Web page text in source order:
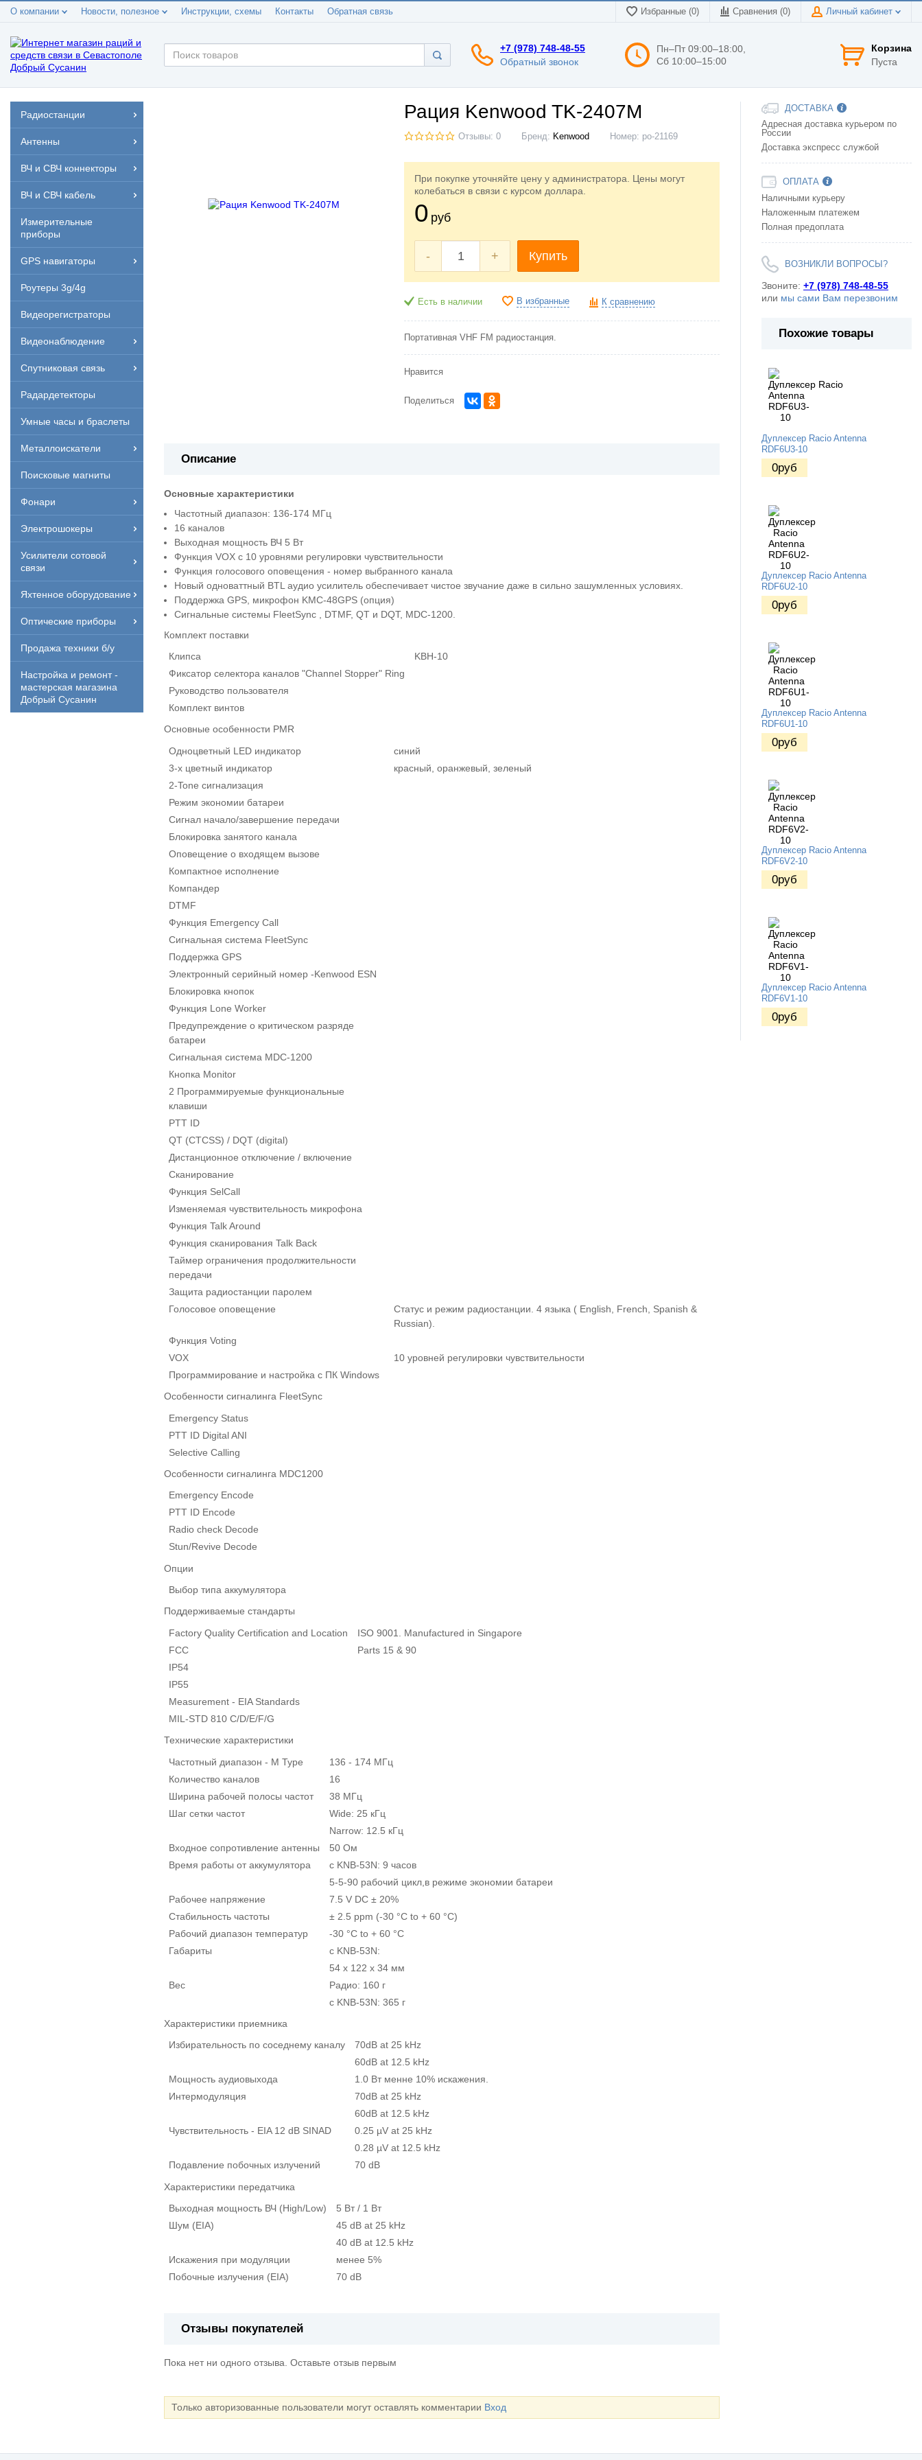
О компании Новости, полезное Инструкции, схемы Контакты Обратная связь Избранные (0) Сравнения (0) Личный кабинет
+7 (978) 748-48-55
Обратный звонок
Пн–Пт 09:00–18:00,
Сб 10:00–15:00
Корзина
Пуста
Радиостанции
Антенны
ВЧ и СВЧ коннекторы
ВЧ и СВЧ кабель
Измерительные
приборы
GPS навигаторы
Роутеры 3g/4g
Видеорегистраторы
Видеонаблюдение
Спутниковая связь
Радардетекторы
Умные часы и браслеты
Металлоискатели
Поисковые магниты
Фонари
Электрошокеры
Усилители сотовой
связи
Яхтенное оборудование
Оптические приборы
Продажа техники б/у
Настройка и ремонт -
мастерская магазина
Добрый Сусанин
Рация Kenwood TK-2407M
Отзывы: 0 Бренд: Kenwood Номер: po-21169
При покупке уточняйте цену у администратора. Цены могут
колебаться в связи с курсом доллара.
0 руб
- + Купить
Есть в наличии В избранные К сравнению
Портативная VHF FM радиостанция.
Нравится
Поделиться
Описание
Основные характеристики
Частотный диапазон: 136-174 МГц
16 каналов
Выходная мощность ВЧ 5 Вт
Функция VOX с 10 уровнями регулировки чувствительности
Функция голосового оповещения - номер выбранного канала
Новый одноваттный BTL аудио усилитель обеспечивает чистое звучание даже в сильно зашумленных условиях.
Поддержка GPS, микрофон KMC-48GPS (опция)
Сигнальные системы FleetSync , DTMF, QT и DQT, MDC-1200.
Комплект поставки
Клипса
KBH-10
Фиксатор селектора каналов "Channel Stopper" Ring
Руководство пользователя
Комплект винтов
Основные особенности PMR
Одноцветный LED индикатор
синий
3-х цветный индикатор
красный, оранжевый, зеленый
2-Tone сигнализация
Режим экономии батареи
Сигнал начало/завершение передачи
Блокировка занятого канала
Оповещение о входящем вызове
Компактное исполнение
Компандер
DTMF
Функция Emergency Call
Сигнальная система FleetSync
Поддержка GPS
Электронный серийный номер -Kenwood ESN
Блокировка кнопок
Функция Lone Worker
Предупреждение о критическом разряде
батареи
Сигнальная система MDC-1200
Кнопка Monitor
2 Программируемые функциональные
клавиши
PTT ID
QT (CTCSS) / DQT (digital)
Дистанционное отключение / включение
Сканирование
Функция SelCall
Изменяемая чувствительность микрофона
Функция Talk Around
Функция сканирования Talk Back
Таймер ограничения продолжительности
передачи
Защита радиостанции паролем
Голосовое оповещение
Статус и режим радиостанции. 4 языка ( English, French, Spanish &
Russian).
Функция Voting
VOX
10 уровней регулировки чувствительности
Программирование и настройка с ПК Windows
Особенности сигналинга FleetSync
Emergency Status
PTT ID Digital ANI
Selective Calling
Особенности сигналинга MDC1200
Emergency Encode
PTT ID Encode
Radio check Decode
Stun/Revive Decode
Опции
Выбор типа аккумулятора
Поддерживаемые стандарты
Factory Quality Certification and Location
ISO 9001. Manufactured in Singapore
FCC
Parts 15 & 90
IP54
IP55
Measurement - EIA Standards
MIL-STD 810 C/D/E/F/G
Технические характеристики
Частотный диапазон - M Type
136 - 174 МГц
Количество каналов
16
Ширина рабочей полосы частот
38 MГц
Шаг сетки частот
Wide: 25 кГц
Narrow: 12.5 кГц
Входное сопротивление антенны
50 Ом
Время работы от аккумулятора
с KNB-53N: 9 часов
5-5-90 рабочий цикл,в режиме экономии батареи
Рабочее напряжение
7.5 V DC ± 20%
Стабильность частоты
± 2.5 ppm (-30 °C to + 60 °C)
Рабочий диапазон температур
-30 °C to + 60 °C
Габариты
с KNB-53N:
54 x 122 x 34 мм
Вес
Радио: 160 г
с KNB-53N: 365 г
Характеристики приемника
Избирательность по соседнему каналу
70dB at 25 kHz
60dB at 12.5 kHz
Мощность аудиовыхода
1.0 Вт менне 10% искажения.
Интермодуляция
70dB at 25 kHz
60dB at 12.5 kHz
Чувствительность - EIA 12 dB SINAD
0.25 µV at 25 kHz
0.28 µV at 12.5 kHz
Подавление побочных излучений
70 dB
Характеристики передатчика
Выходная мощность ВЧ (High/Low)
5 Вт / 1 Вт
Шум (EIA)
45 dB at 25 kHz
40 dB at 12.5 kHz
Искажения при модуляции
менее 5%
Побочные излучения (EIA)
70 dB
Отзывы покупателей
Пока нет ни одного отзыва. Оставьте отзыв первым
Только авторизованные пользователи могут оставлять комментарии Вход
ДОСТАВКА
Адресная доставка курьером по
России
Доставка экспресс службой
ОПЛАТА
Наличными курьеру
Наложенным платежем
Полная предоплата
ВОЗНИКЛИ ВОПРОСЫ?
Звоните: +7 (978) 748-48-55
или мы сами Вам перезвоним
Похожие товары
Дуплексер Racio Antenna
RDF6U3-10
0руб
Дуплексер Racio Antenna
RDF6U2-10
0руб
Дуплексер Racio Antenna
RDF6U1-10
0руб
Дуплексер Racio Antenna
RDF6V2-10
0руб
Дуплексер Racio Antenna
RDF6V1-10
0руб